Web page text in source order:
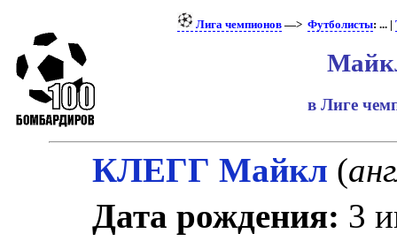
Лига чемпионов —> Футболисты: ... |
в Лиге
КЛЕГГ Майкл (
Дата рождения: 3